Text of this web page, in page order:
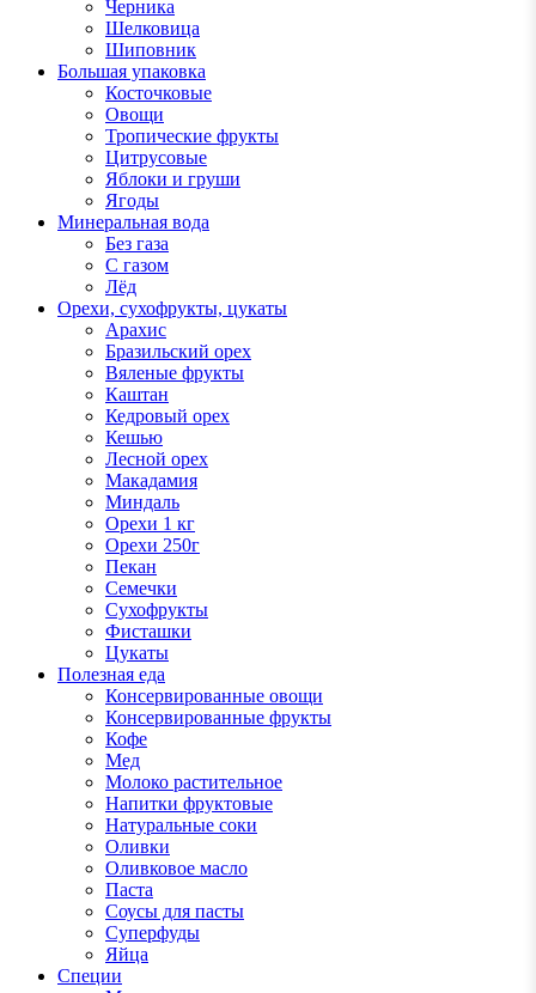
Черника
Шелковица
Шиповник
Большая упаковка
Косточковые
Овощи
Тропические фрукты
Цитрусовые
Яблоки и груши
Ягоды
Минеральная вода
Без газа
С газом
Лёд
Орехи, сухофрукты, цукаты
Арахис
Бразильский орех
Вяленые фрукты
Каштан
Кедровый орех
Кешью
Лесной орех
Макадамия
Миндаль
Орехи 1 кг
Орехи 250г
Пекан
Семечки
Сухофрукты
Фисташки
Цукаты
Полезная еда
Консервированные овощи
Консервированные фрукты
Кофе
Мед
Молоко растительное
Напитки фруктовые
Натуральные соки
Оливки
Оливковое масло
Паста
Соусы для пасты
Суперфуды
Яйца
Специи